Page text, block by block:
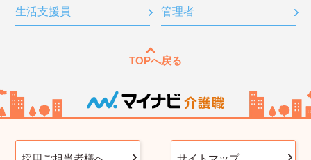
生活支援員 管理者
TOPへ戻る